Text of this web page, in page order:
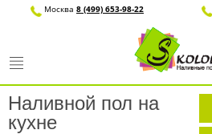
Москва8 (499) 653-98-22
Наливной пол на
кухне